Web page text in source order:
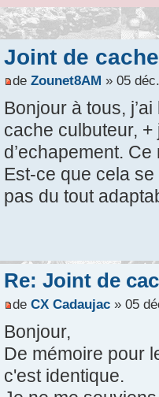
Joint de
de Zounet8AM » 05
Bonjour à tous,
cache culbuteur,
d’echapement.
Est-ce que cela
pas du tout
Re: Joint de
de CX Cadaujac» 05
Bonjour,
De mémoire pour
c'est identique.